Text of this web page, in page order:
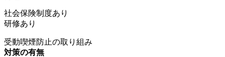
社会保険制度あり
研修あり
受動喫煙防止の取り組み
対策の有無